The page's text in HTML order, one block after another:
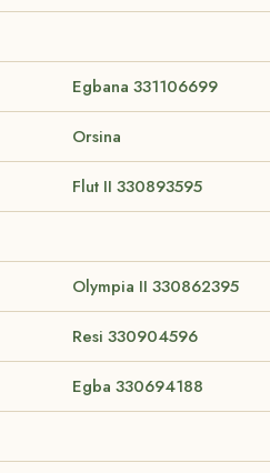
Egbana 331106699
Orsina
Flut II 330893595
Olympia II 330862395
Resi 330904596
Egba 330694188